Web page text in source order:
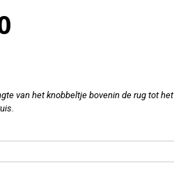
van het knobbeltje bovenin de rug tot het